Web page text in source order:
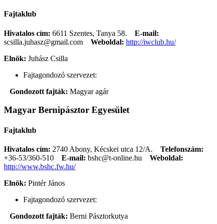
Fajtaklub
Hivatalos cím: 6611 Szentes, Tanya 58. E-mail:
scsilla.juhasz@gmail.com
Weboldal: http://iwclub.hu/
Elnök: Juhász Csilla
Fajtagondozó szervezet:
Gondozott fajták: Magyar agár
Magyar Bernipásztor Egyesület
Fajtaklub
Hivatalos cím: 2740 Abony, Kécskei utca 12/A. Telefonszám:
+36-53/360-510
E-mail: bshc@t-online.hu
Weboldal:
http://www.bshc.fw.hu/
Elnök: Pintér János
Fajtagondozó szervezet:
Gondozott fajták: Berni Pásztorkutya